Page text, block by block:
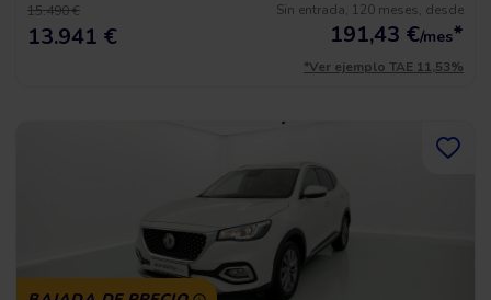
15.490 €
13.941 €
Sin entrada, 120 meses, desde
191,43 €/mes*
*Ver ejemplo TAE 11,53%